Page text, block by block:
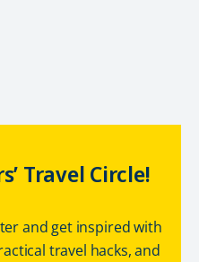
Travel Circle!
and get inspired with
travel hacks, and